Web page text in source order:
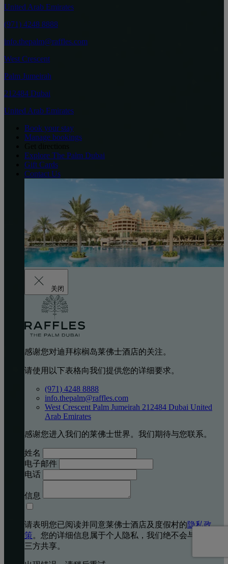
United Arab Emirates
(971) 4248 8888
info.thepalm@raffles.com
West Crescent
Palm Jumeirah
212484 Dubai
United Arab Emirates
Book your stay
Manage bookings
Explore The Palm Dubai
Gift Cards
Contact Us
关闭
感谢您对迪拜棕榈岛莱佛士酒店的关注。
请使用以下表格向我们提供您的详细要求。
(971) 4248 8888
info.thepalm@raffles.com
West Crescent Palm Jumeirah 212484 Dubai United
Arab Emirates
感谢您进入我们的莱佛士世界。我们期待与您联系。
姓名
电子邮件
电话
信息
请表明您已阅读并同意莱佛士酒店及度假村的隐私政
策。您的详细信息属于个人隐私，我们绝不会与任何第
三方共享。